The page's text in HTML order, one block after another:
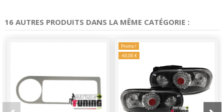
16 AUTRES PRODUITS DANS LA MÊME CATÉGORIE :
Promo !
-60,00 €